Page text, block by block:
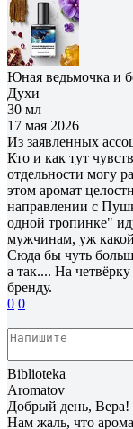
Юная ведьмочка и
Духи
30 мл
17 мая 2026
Из заявленных
Кто и как тут
отдельности могу
этом аромат
направлении с
одной тропинке"
мужчинам, уж
Сюда бы чуть
а так.... На
бренду.
0 0
Biblioteka
Aromatov
Добрый день, Вера!
Нам жаль, что